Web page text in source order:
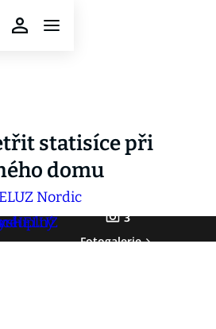
statisíce při
domu
3
Fotogalerie